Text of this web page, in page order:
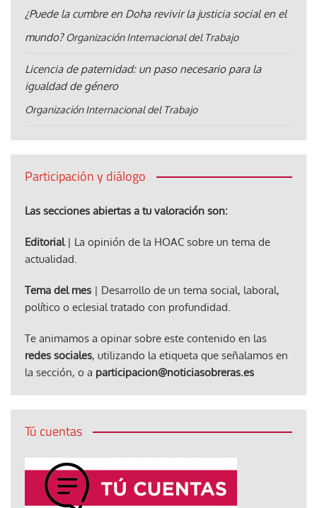
¿Puede la cumbre en Doha revivir la justicia social en el
mundo? Organización Internacional del Trabajo
Licencia de paternidad: un paso necesario para la
igualdad de género
Organización Internacional del Trabajo
Participación y diálogo
Las secciones abiertas a tu valoración son:
Editorial| La opinión de la HOAC sobre un tema de
actualidad.
Tema del mes | Desarrollo de un tema social, laboral,
político o eclesial tratado con profundidad.
Te animamos a opinar sobre este contenido en las
redes sociales, utilizando la etiqueta que señalamos en
la sección, o a participacion@noticiasobreras.es
Tú cuentas